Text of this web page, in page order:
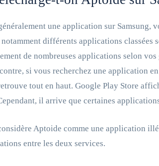
une application sur Samsung,
différents applications
de nombreuses applications selon
si vous recherchez une application
tout en haut. Google Play Store
il arrive que certaines
Aptoide comme une application
entre les deux services.